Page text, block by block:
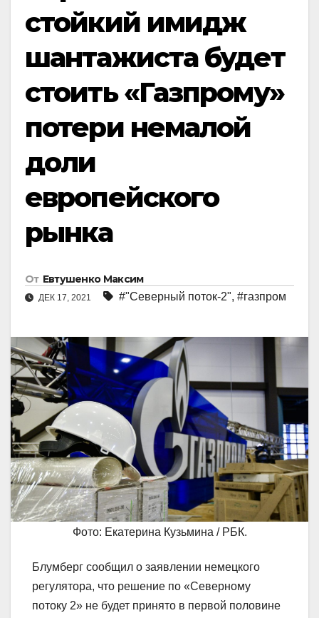
стойкий имидж
шантажиста будет
стоить «Газпрому»
потери немалой
доли
европейского
рынка
От Евтушенко Максим
ДЕК 17, 2021 #"Северный поток-2", #газпром
Фото: Екатерина Кузьмина / РБК.
Блумберг сообщил о заявлении немецкого
регулятора, что решение по «Северному
потоку 2» не будет принято в первой половине